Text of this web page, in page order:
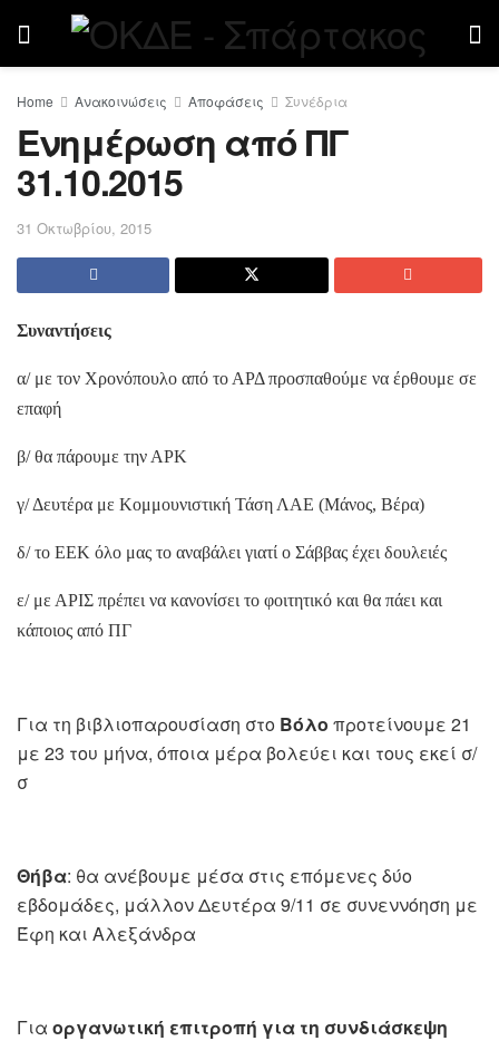
Home Ανακοινώσεις Αποφάσεις Συνέδρια
Ενημέρωση από ΠΓ
31.10.2015
31 Οκτωβρίου, 2015
Συναντήσεις
α/ με τον Χρονόπουλο από το ΑΡΔ προσπαθούμε να έρθουμε σε
επαφή
β/ θα πάρουμε την ΑΡΚ
γ/ Δευτέρα με Κομμουνιστική Τάση ΛΑΕ (Μάνος, Βέρα)
δ/ το ΕΕΚ όλο μας το αναβάλει γιατί ο Σάββας έχει δουλειές
ε/ με ΑΡΙΣ πρέπει να κανονίσει το φοιτητικό και θα πάει και
κάποιος από ΠΓ
Για τη βιβλιοπαρουσίαση στο Βόλο προτείνουμε 21
με 23 του μήνα, όποια μέρα βολεύει και τους εκεί σ/
σ
Θήβα: θα ανέβουμε μέσα στις επόμενες δύο
εβδομάδες, μάλλον Δευτέρα 9/11 σε συνεννόηση με
Έφη και Αλεξάνδρα
Για οργανωτική επιτροπή για τη συνδιάσκεψη